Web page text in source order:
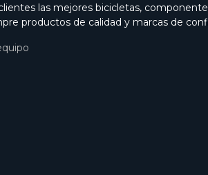
las mejores bicicletas,
productos de calidad y marcas de